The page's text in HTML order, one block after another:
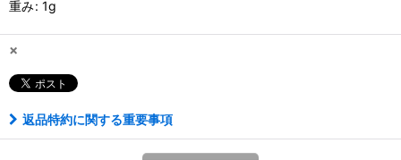
重み: 1g
×
返品特約に関する重要事項